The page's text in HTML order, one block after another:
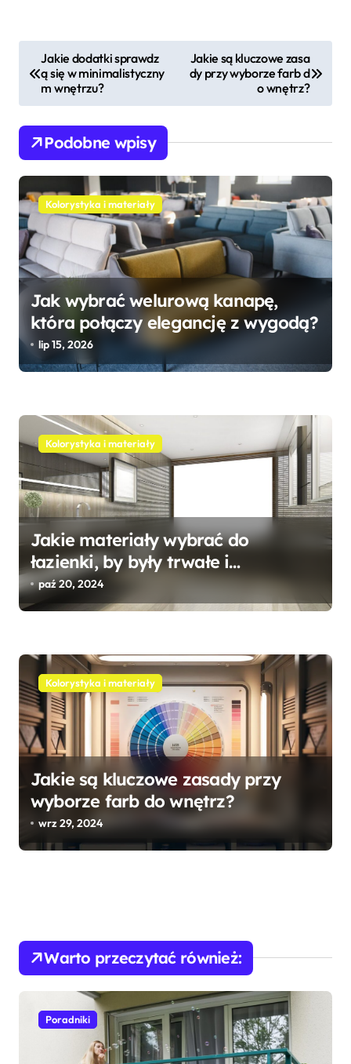
a
w
i
g
a
c
j
a
w
i
s
Jakie dodatki sprawdz
ą się w minimalistyczny
m wnętrzu?
Jakie są kluczowe zasa
dy przy wyborze farb d
o wnętrz?
Podobne wpisy
Kolorystyka i materiały
Jak wybrać welurową kanapę,
która połączy elegancję z wygodą?
lip 15, 2026
Kolorystyka i materiały
Jakie materiały wybrać do
łazienki, by były trwałe i
eleganckie?
paź 20, 2024
Kolorystyka i materiały
Jakie są kluczowe zasady przy
wyborze farb do wnętrz?
wrz 29, 2024
Warto przeczytać również:
Poradniki